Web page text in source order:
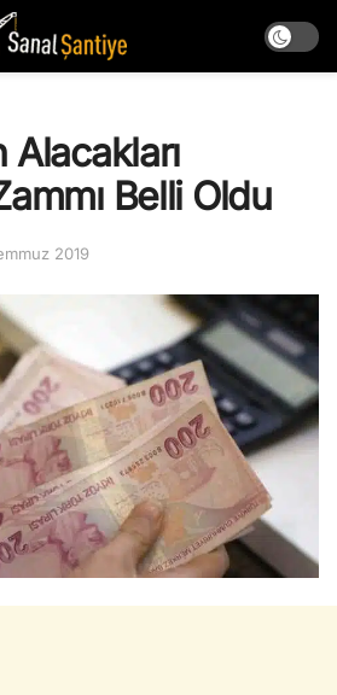
Alacakları
Belli Oldu
2019